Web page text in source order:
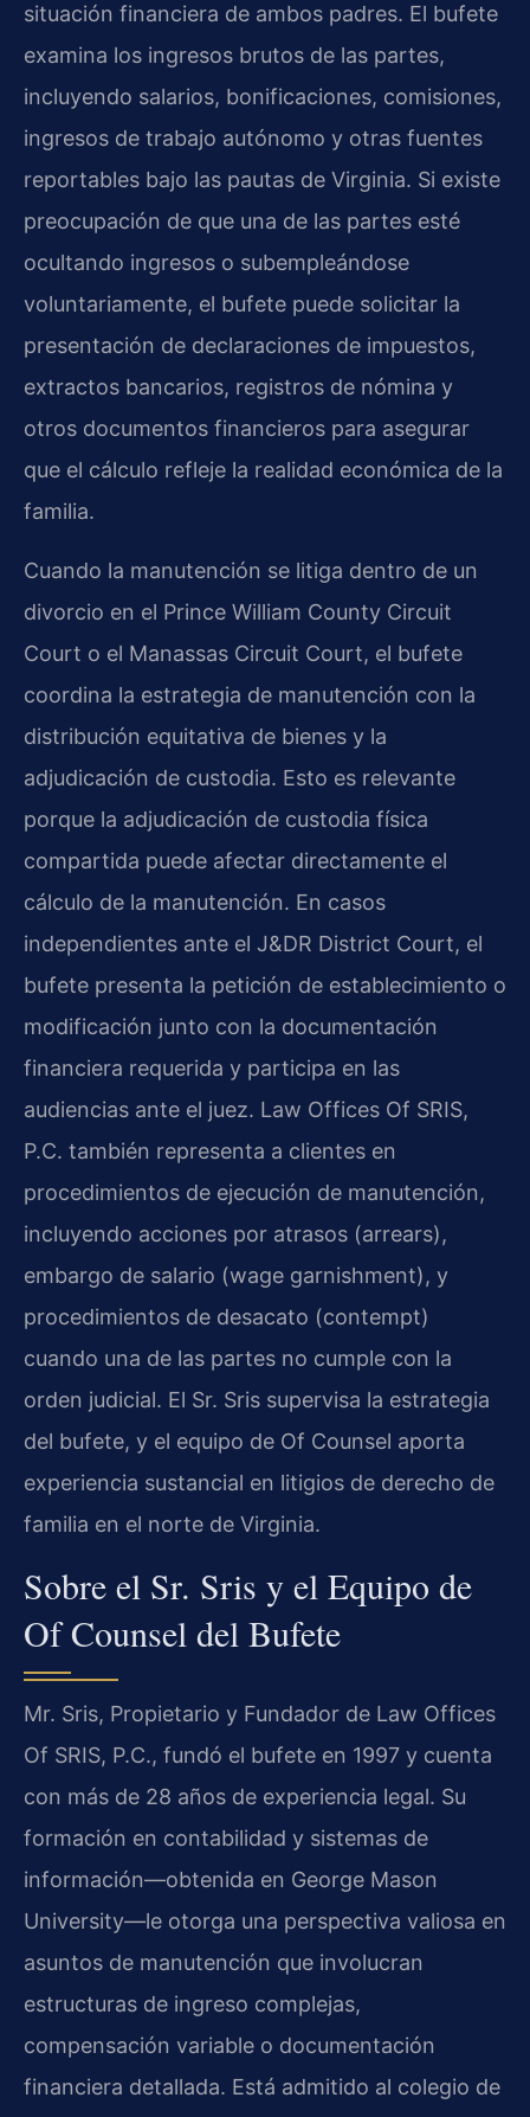
situación financiera de ambos padres. El bufete
examina los ingresos brutos de las partes,
incluyendo salarios, bonificaciones, comisiones,
ingresos de trabajo autónomo y otras fuentes
reportables bajo las pautas de Virginia. Si existe
preocupación de que una de las partes esté
ocultando ingresos o subempleándose
voluntariamente, el bufete puede solicitar la
presentación de declaraciones de impuestos,
extractos bancarios, registros de nómina y
otros documentos financieros para asegurar
que el cálculo refleje la realidad económica de la
familia.
Cuando la manutención se litiga dentro de un
divorcio en el Prince William County Circuit
Court o el Manassas Circuit Court, el bufete
coordina la estrategia de manutención con la
distribución equitativa de bienes y la
adjudicación de custodia. Esto es relevante
porque la adjudicación de custodia física
compartida puede afectar directamente el
cálculo de la manutención. En casos
independientes ante el J&DR District Court, el
bufete presenta la petición de establecimiento o
modificación junto con la documentación
financiera requerida y participa en las
audiencias ante el juez. Law Offices Of SRIS,
P.C. también representa a clientes en
procedimientos de ejecución de manutención,
incluyendo acciones por atrasos (arrears),
embargo de salario (wage garnishment), y
procedimientos de desacato (contempt)
cuando una de las partes no cumple con la
orden judicial. El Sr. Sris supervisa la estrategia
del bufete, y el equipo de Of Counsel aporta
experiencia sustancial en litigios de derecho de
familia en el norte de Virginia.
Sobre el Sr. Sris y el Equipo de
Of Counsel del Bufete
Mr. Sris, Propietario y Fundador de Law Offices
Of SRIS, P.C., fundó el bufete en 1997 y cuenta
con más de 28 años de experiencia legal. Su
formación en contabilidad y sistemas de
información—obtenida en George Mason
University—le otorga una perspectiva valiosa en
asuntos de manutención que involucran
estructuras de ingreso complejas,
compensación variable o documentación
financiera detallada. Está admitido al colegio de